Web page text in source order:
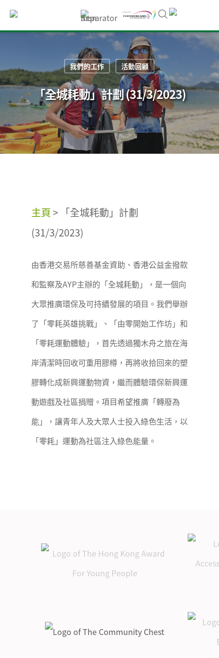
我們的工作 活動回顧
「全城耗動」計劃 (31/3/2023)
主頁> 「全城耗動」計劃
(31/3/2023)
由香港交易所慈善基金資助、香港公益金撥款
和監察及AYP主辦的「全城耗動」，是一個向
大眾推廣環保及可持續發展的項目。我們舉辦
了「零耗英雄挑戰」、「由零開始工作坊」和
「零耗運動體驗」，首先透過獨木舟之旅在海
岸清潔時回收可重用膠樽，再將收拾回來的塑
膠轉化成新興運動物資，繼而體驗環保新興運
動遊戲及社區捐贈。項目希望推廣「轉廢為
能」，讓青年人及大眾人士投入綠色生活，以
「零耗」運動為社區注入綠色能量。